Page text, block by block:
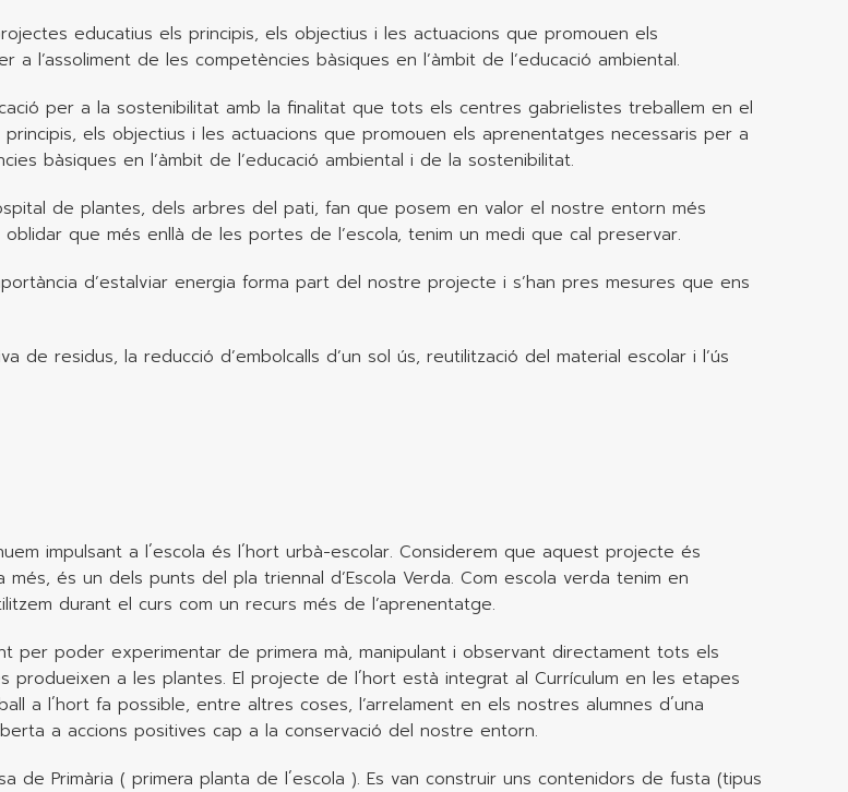
educatius els principis, els objectius i les actuacions que promouen els
a l’assoliment de les competències bàsiques en l’àmbit de l’educació ambiental.
per a la sostenibilitat amb la finalitat que tots els centres gabrielistes treballem en el
els objectius i les actuacions que promouen els aprenentatges necessaris per a
bàsiques en l’àmbit de l’educació ambiental i de la sostenibilitat.
de plantes, dels arbres del pati, fan que posem en valor el nostre entorn més
que més enllà de les portes de l’escola, tenim un medi que cal preservar.
d’estalviar energia forma part del nostre projecte i s’han pres mesures que ens
de residus, la reducció d’embolcalls d’un sol ús, reutilització del material escolar i l’ús
impulsant a l´escola és l´hort urbà-escolar. Considerem que aquest projecte és
més, és un dels punts del pla triennal d’Escola Verda. Com escola verda tenim en
durant el curs com un recurs més de l’aprenentatge.
per poder experimentar de primera mà, manipulant i observant directament tots els
produeixen a les plantes. El projecte de l´hort està integrat al Currículum en les etapes
a l´hort fa possible, entre altres coses, l’arrelament en els nostres alumnes d´una
a accions positives cap a la conservació del nostre entorn.
de Primària ( primera planta de l´escola ). Es van construir uns contenidors de fusta (tipus